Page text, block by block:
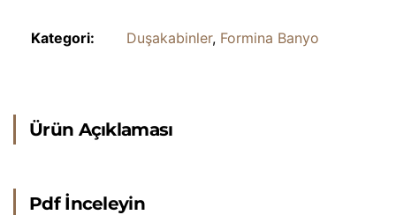
Kategori: Duşakabinler, Formina Banyo
Ürün Açıklaması
Pdf İnceleyin